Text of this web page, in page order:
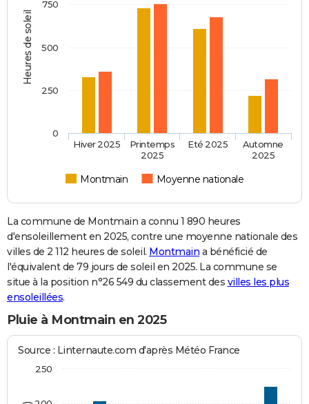
Heures de soleil
Montmain Moyenne nationale
Hiver 2025
Printemps
2025
Eté 2025
Automne
2025
0
250
500
750
La commune de Montmain a connu 1 890 heures
d'ensoleillement en 2025, contre une moyenne nationale des
villes de 2 112 heures de soleil. Montmain a bénéficié de
l'équivalent de 79 jours de soleil en 2025. La commune se
situe à la position n°26 549 du classement des villes les plus
ensoleillées.
Pluie à Montmain en 2025
Source : Linternaute.com d'après Météo France
250